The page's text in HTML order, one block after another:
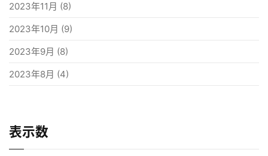
2023年11月 (8)
2023年10月 (9)
2023年9月 (8)
2023年8月 (4)
表示数